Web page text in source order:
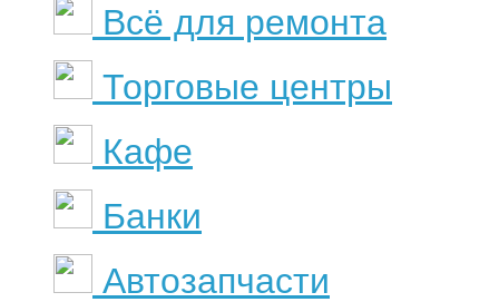
Всё для ремонта
Торговые центры
Кафе
Банки
Автозапчасти